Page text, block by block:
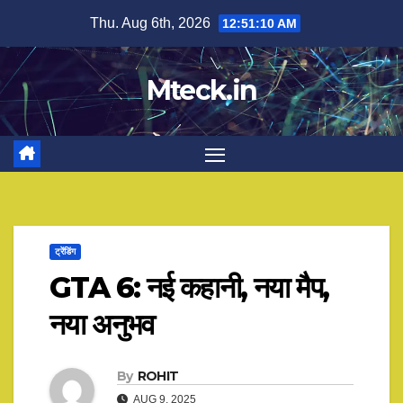
content
Thu. Aug 6th, 2026 12:51:11 AM
Mteck.in
ट्रेंडिंग
GTA 6: नई कहानी, नया मैप,
नया अनुभव
By ROHIT
AUG 9, 2025